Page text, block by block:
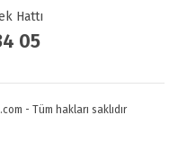
Hattı
05
- Tüm hakları saklıdır